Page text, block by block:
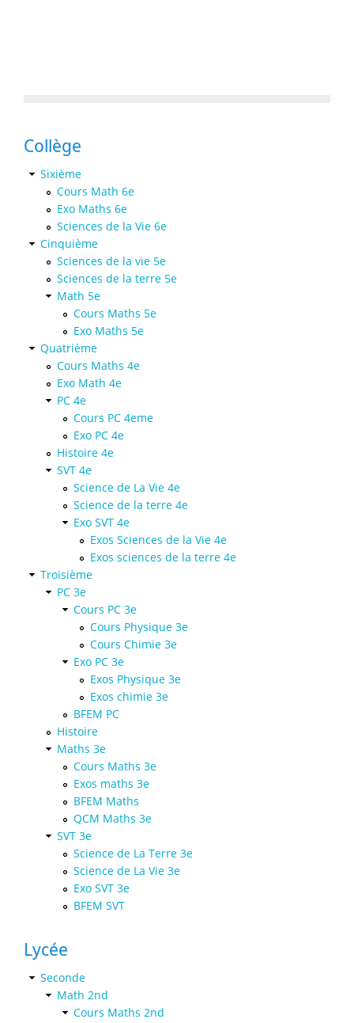
Collège
Sixième
Cours Math 6e
Exo Maths 6e
Sciences de la Vie 6e
Cinquième
Sciences de la vie 5e
Sciences de la terre 5e
Math 5e
Cours Maths 5e
Exo Maths 5e
Quatrième
Cours Maths 4e
Exo Math 4e
PC 4e
Cours PC 4eme
Exo PC 4e
Histoire 4e
SVT 4e
Science de La Vie 4e
Science de la terre 4e
Exo SVT 4e
Exos Sciences de la Vie 4e
Exos sciences de la terre 4e
Troisième
PC 3e
Cours PC 3e
Cours Physique 3e
Cours Chimie 3e
Exo PC 3e
Exos Physique 3e
Exos chimie 3e
BFEM PC
Histoire
Maths 3e
Cours Maths 3e
Exos maths 3e
BFEM Maths
QCM Maths 3e
SVT 3e
Science de La Terre 3e
Science de La Vie 3e
Exo SVT 3e
BFEM SVT
Lycée
Seconde
Math 2nd
Cours Maths 2nd